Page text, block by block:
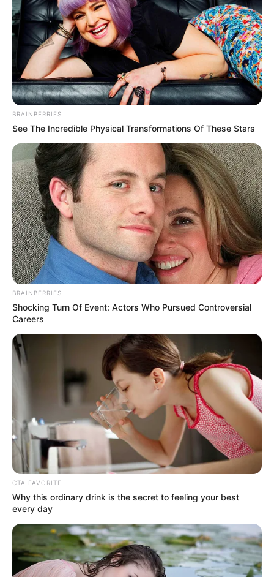
(foto: fustany)
7. Kesan jreng lainnya yang juga tak kalah bagus
adalah kuning. Dipakai untuk jalan-jalan
membuat kesan jadi lebih ceria
(foto: misspreetypink)
8. Jika kamu suka pink, jangan khawatir untuk
memakainya bepergian karena warna ini juga cocok
dengan navy
BRAINBERRIES
See The Incredible Physical Transformations Of These Stars
BRAINBERRIES
Shocking Turn Of Event: Actors Who Pursued Controversial
Careers
CTA FAVORITE
Why this ordinary drink is the secret to feeling your best
every day